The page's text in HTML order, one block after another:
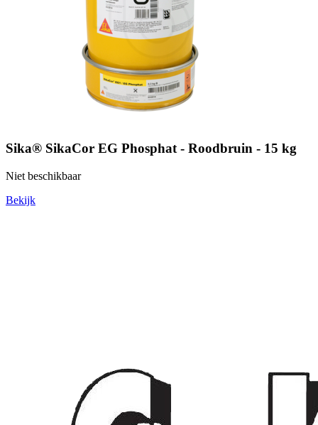
Sika® SikaCor EG Phosphat - Roodbruin - 15 kg
Niet beschikbaar
Bekijk